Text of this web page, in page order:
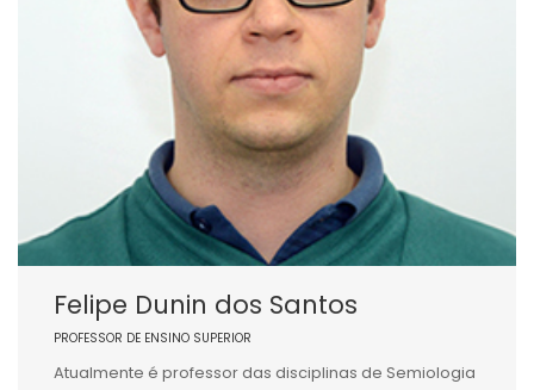
Felipe Dunin dos Santos
PROFESSOR DE ENSINO SUPERIOR
Atualmente é professor das disciplinas de Semiologia